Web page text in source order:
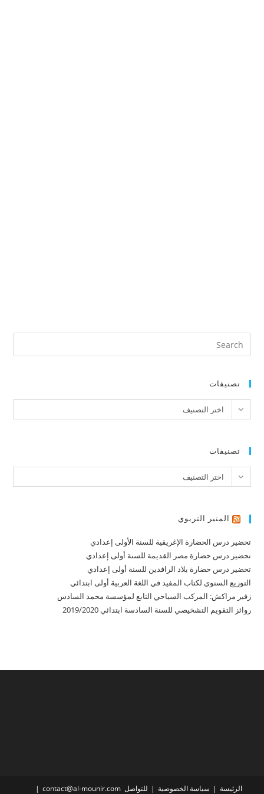
تصنيفات
تصنيفاتاختر التصنيف
تصنيفات
تصنيفاتاختر التصنيف
المنير التربوي
تحضير درس الحضارة الإغريقية للسنة الأولى إعدادي
تحضير درس حضارة مصر القديمة للسنة أولى إعدادي
تحضير درس حضارة بلاد الرافدين للسنة أولى إعدادي
التوزيع السنوي لكتاب المفيد في اللغة العربية أولى ابتدائي
زفير مراكش: المركب السياحي التابع لمؤسسة محمد السادس
روائز التقويم التشخيصي للسنة السادسة ابتدائي 2019/2020
الرئيسة سياسة الخصوصية للتواصل contact@al-mounir.com